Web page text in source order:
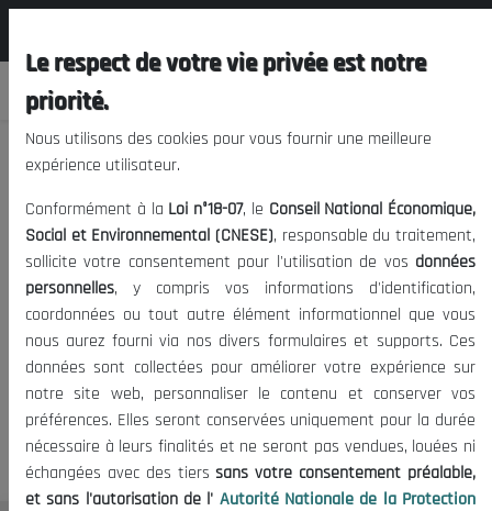
Développement (BOAD)
Date de publication: 25/01/2022 | Tags: BAD BADEA
BOAD
Banque Africaine
| Visites: 1713
Banque Ouest Africaine de Développement (BOAD)
Le respect de votre vie privée est notre
priorité.
Nous utilisons des cookies pour vous fournir une meilleure
expérience utilisateur.
Conformément à la Loi n°18-07, le Conseil National Économique,
Social et Environnemental (CNESE), responsable du traitement,
sollicite votre consentement pour l'utilisation de vos données
personnelles, y compris vos informations d'identification,
coordonnées ou tout autre élément informationnel que vous
nous aurez fourni via nos divers formulaires et supports. Ces
données sont collectées pour améliorer votre expérience sur
notre site web, personnaliser le contenu et conserver vos
préférences. Elles seront conservées uniquement pour la durée
nécessaire à leurs finalités et ne seront pas vendues, louées ni
échangées avec des tierssans votre consentement préalable,
et sans l'autorisation de l' Autorité Nationale de la Protection